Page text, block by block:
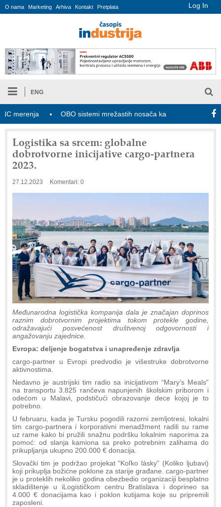
Log In
O nama Marketing Arhiva Kontakt Pretplata
ENG
OBO sistemi mrežastih nosača kablova Novi zakon
Logistika sa srcem: globalne
dobrotvorne inicijative cargo-partnera
2023.
27.12.2023 Komentari: 0
Međunarodna logistička kompanija dala je značajan doprinos
raznim dobrotvornim projektima tokom protekle godine,
odražavajući posvećenost društvenoj odgovornosti i
angažovanju zajednice.
Evropa: deljenje bogatstva i unapređenje zdravlja
cargo-partner u Evropi predvodio je višestruke dobrotvorne
aktivnostima.
Nedavno je austrijski tim radio sa inicijativom “Mary’s Meals”
na transportu 3.825 rančeva napunjenih školskim priborom i
odećom u Malavi, podstičući obrazovanje dece kojoj je to
potrebno.
U februaru, kada je Tursku pogodili razorni zemljotresi, lokalni
tim cargo-partnera i korporativni menadžment radili su rame
uz rame kako bi pružili snažnu podršku lokalnim naporima za
pomoć: od slanja kamiona sa preko potrebnim zalihama do
prikupljanja ukupno 200.000 € donacija.
Slovački tim je podržao projekat “Koľko lásky” (Koliko ljubavi)
koji prikuplja božićne poklone za starije građane. cargo-partner
je u proteklih nekoliko godina obezbedio organizaciji besplatno
skladištenje u iLogističkom centru Bratislava i doprineo sa
4.000 € donacijama kao i poklon kutijama koje su pripremili
zaposleni.